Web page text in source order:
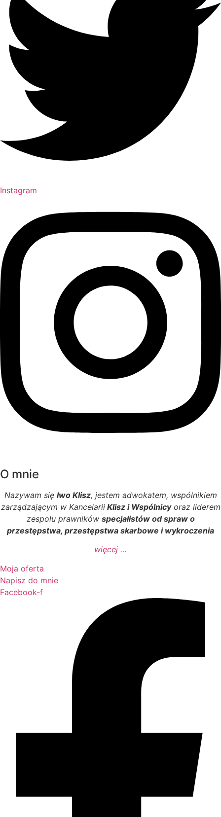
Instagram
O mnie
Nazywam się Iwo Klisz, jestem adwokatem, wspólnikiem
zarządzającym w KancelariiKlisz i Wspólnicyoraz liderem
zespołu prawników specjalistów od spraw o
przestępstwa, przestępstwa skarbowe i wykroczenia
więcej …
Moja oferta
Napisz do mnie
Facebook-f